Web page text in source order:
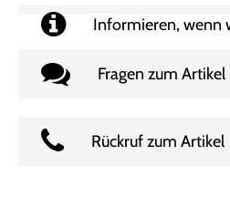
Informieren, wenn
Fragen zum Artikel
Rückruf zum Artikel